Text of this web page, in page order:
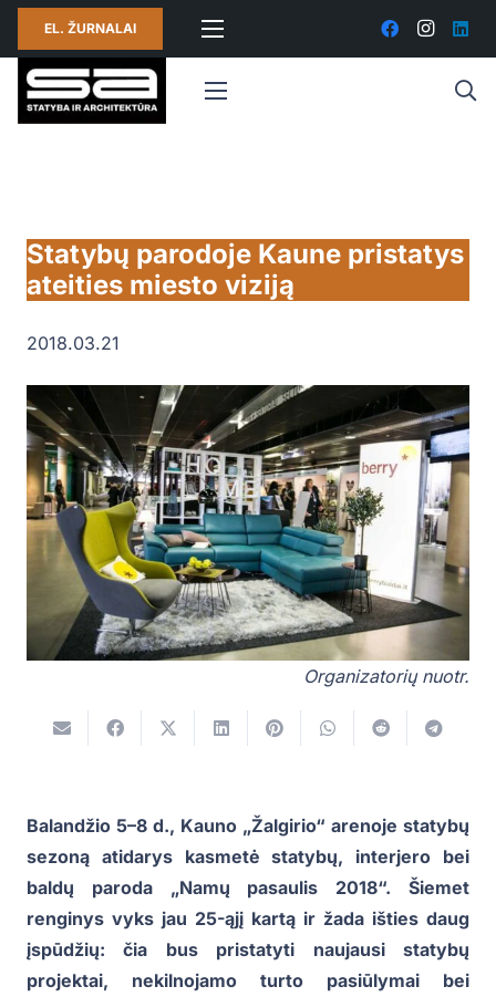
EL. ŽURNALAI
Statybų parodoje Kaune pristatys
ateities miesto viziją
2018.03.21
Organizatorių nuotr.
Balandžio 5–8 d., Kauno „Žalgirio“ arenoje statybų
sezoną atidarys kasmetė statybų, interjero bei
baldų paroda „Namų pasaulis 2018“. Šiemet
renginys vyks jau 25-ąjį kartą ir žada išties daug
įspūdžių: čia bus pristatyti naujausi statybų
projektai, nekilnojamo turto pasiūlymai bei